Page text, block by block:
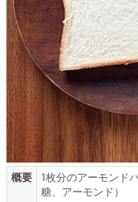
概要
1枚分のアーモンド
糖、アーモンド）